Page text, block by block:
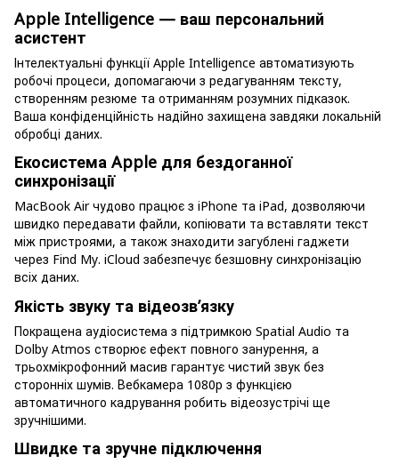
Apple Intelligence — ваш персональний
асистент
Інтелектуальні функції Apple Intelligence автоматизують
робочі процеси, допомагаючи з редагуванням тексту,
створенням резюме та отриманням розумних підказок.
Ваша конфіденційність надійно захищена завдяки локальній
обробці даних.
Екосистема Apple для бездоганної
синхронізації
MacBook Air чудово працює з iPhone та iPad, дозволяючи
швидко передавати файли, копіювати та вставляти текст
між пристроями, а також знаходити загублені гаджети
через Find My. iCloud забезпечує безшовну синхронізацію
всіх даних.
Якість звуку та відеозв’язку
Покращена аудіосистема з підтримкою Spatial Audio та
Dolby Atmos створює ефект повного занурення, а
трьохмікрофонний масив гарантує чистий звук без
сторонніх шумів. Вебкамера 1080p з функцією
автоматичного кадрування робить відеозустрічі ще
зручнішими.
Швидке та зручне підключення